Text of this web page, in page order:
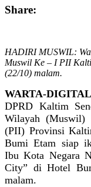
Share:
HADIRI MUSWIL:
Muswil Ke – I PII
(22/10) malam.
WARTA-
DPRD Kaltim
Wilayah (Muswil)
(PII) Provinsi
Bumi Etam siap
Ibu Kota Negara
City” di Hotel
malam.